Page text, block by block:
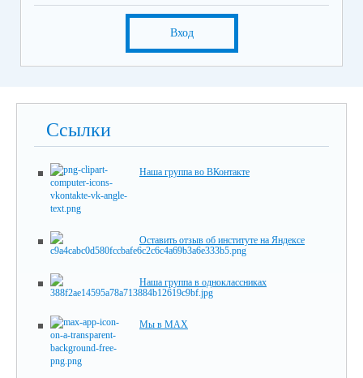
Вход
Ссылки
Наша группа во ВКонтакте
Оставить отзыв об институте на Яндексе
Наша группа в одноклассниках
Мы в MAX